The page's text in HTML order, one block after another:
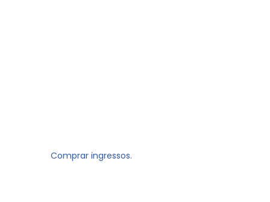
Comprar ingressos.